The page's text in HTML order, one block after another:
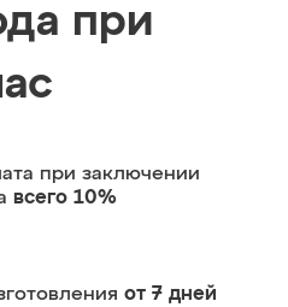
при
при заключении
всего 10%
от 7 дней